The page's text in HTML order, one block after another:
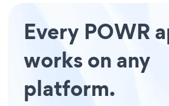
Every POWR
works on any
platform.